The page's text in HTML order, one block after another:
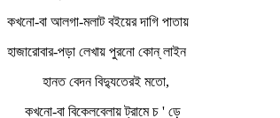
কখনো-বা আলগা-মলাট বইয়ের দাগি পাতায়
হাজারোবার-পড়া লেখায় পুরনো কোন্‌ লাইন
হানত বেদন বিদ্যুতেরই মতো,
কখনো-বা বিকেলবেলায় ট্রামে চ ' ড়ে